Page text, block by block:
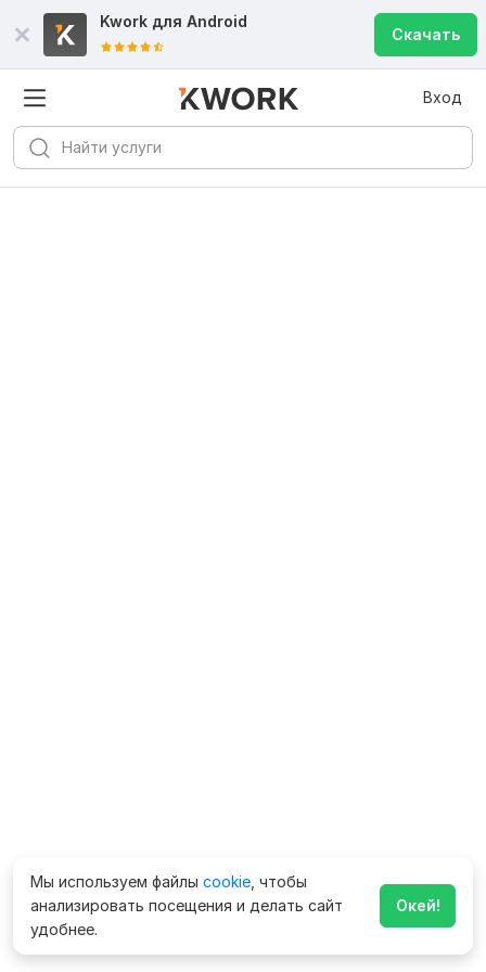
Kwork для Android
Скачать
Вход
Мы используем файлы cookie , чтобы
анализировать посещения и делать сайт
удобнее.
Окей!